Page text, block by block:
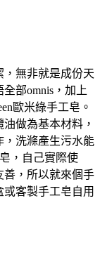
無非就是成份天
部omnis，加上
歐米綠手工皂。
做為基本材料，
洗滌產生污水能
，自己實際使
善，所以就來個手
客製手工皂自用